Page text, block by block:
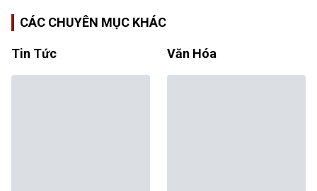
CÁC CHUYÊN MỤC KHÁC
Tin Tức Văn Hóa